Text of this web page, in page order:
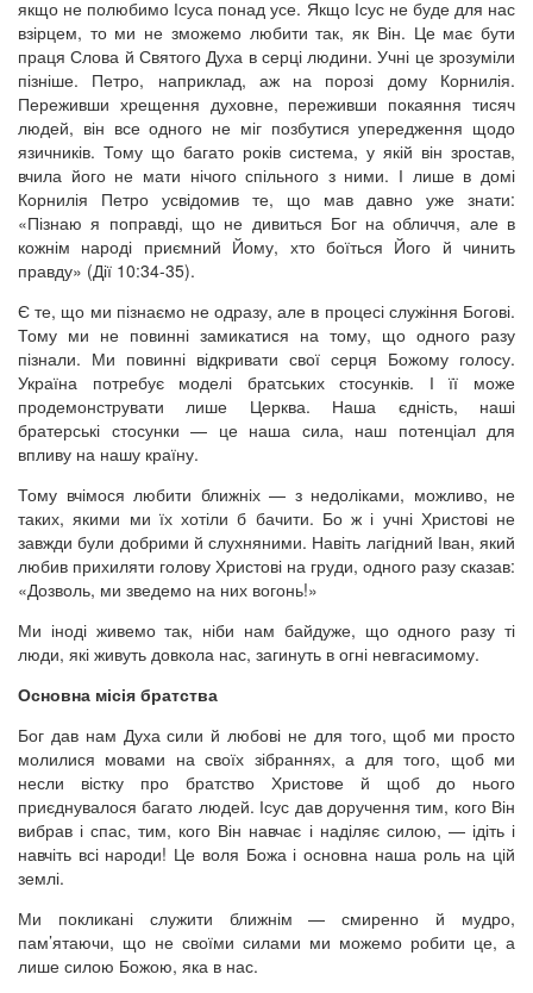
якщо не полюбимо Ісуса понад усе. Якщо Ісус не буде для нас
взірцем, то ми не зможемо любити так, як Він. Це має бути
праця Слова й Святого Духа в серці людини. Учні це зрозуміли
пізніше. Петро, наприклад, аж на порозі дому Корнилія.
Переживши хрещення духовне, переживши покаяння тисяч
людей, він все одного не міг позбутися упередження щодо
язичників. Тому що багато років система, у якій він зростав,
вчила його не мати нічого спільного з ними. І лише в домі
Корнилія Петро усвідомив те, що мав давно уже знати:
«Пізнаю я поправді, що не дивиться Бог на обличчя, але в
кожнім народі приємний Йому, хто боїться Його й чинить
правду» (Дії 10:34-35).
Є те, що ми пізнаємо не одразу, але в процесі служіння Богові.
Тому ми не повинні замикатися на тому, що одного разу
пізнали. Ми повинні відкривати свої серця Божому голосу.
Україна потребує моделі братських стосунків. І її може
продемонструвати лише Церква. Наша єдність, наші
братерські стосунки — це наша сила, наш потенціал для
впливу на нашу країну.
Тому вчімося любити ближніх — з недоліками, можливо, не
таких, якими ми їх хотіли б бачити. Бо ж і учні Христові не
завжди були добрими й слухняними. Навіть лагідний Іван, який
любив прихиляти голову Христові на груди, одного разу сказав:
«Дозволь, ми зведемо на них вогонь!»
Ми іноді живемо так, ніби нам байдуже, що одного разу ті
люди, які живуть довкола нас, загинуть в огні невгасимому.
Основна місія братства
Бог дав нам Духа сили й любові не для того, щоб ми просто
молилися мовами на своїх зібраннях, а для того, щоб ми
несли вістку про братство Христове й щоб до нього
приєднувалося багато людей. Ісус дав доручення тим, кого Він
вибрав і спас, тим, кого Він навчає і наділяє силою, — ідіть і
навчіть всі народи! Це воля Божа і основна наша роль на цій
землі.
Ми покликані служити ближнім — смиренно й мудро,
пам’ятаючи, що не своїми силами ми можемо робити це, а
лише силою Божою, яка в нас.